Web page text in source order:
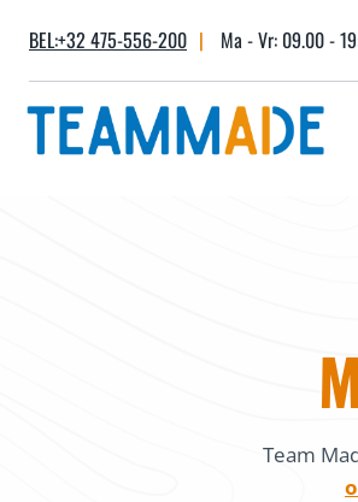
content
BEL:+32 475-556-200 | Ma - Vr: 09.00 -
Team